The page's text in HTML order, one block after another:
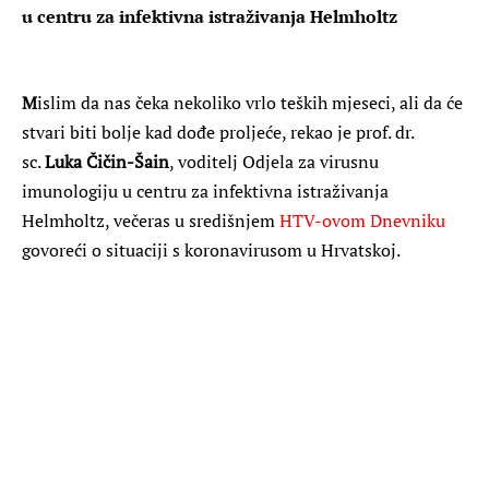
u centru za infektivna istraživanja Helmholtz
Mislim da nas čeka nekoliko vrlo teških mjeseci, ali da će
stvari biti bolje kad dođe proljeće, rekao je prof. dr.
sc.Luka Čičin-Šain, voditelj Odjela za virusnu
imunologiju u centru za infektivna istraživanja
Helmholtz, večeras u središnjemHTV-ovom Dnevniku
govoreći o situaciji s koronavirusom u Hrvatskoj.